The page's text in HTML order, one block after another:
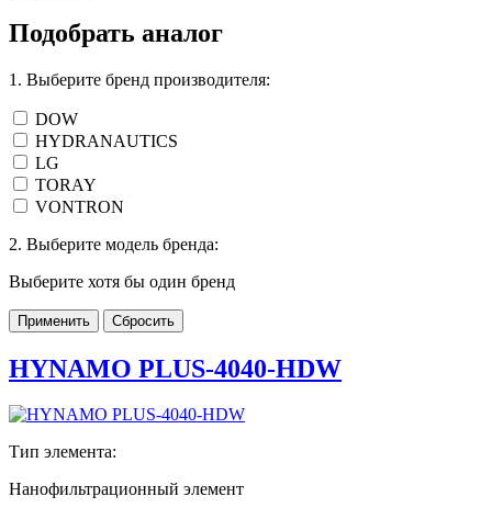
Подобрать аналог
1. Выберите бренд производителя:
DOW
HYDRANAUTICS
LG
TORAY
VONTRON
2. Выберите модель бренда:
Выберите хотя бы один бренд
Применить Сбросить
HYNAMO PLUS-4040-HDW
Тип элемента:
Нанофильтрационный элемент